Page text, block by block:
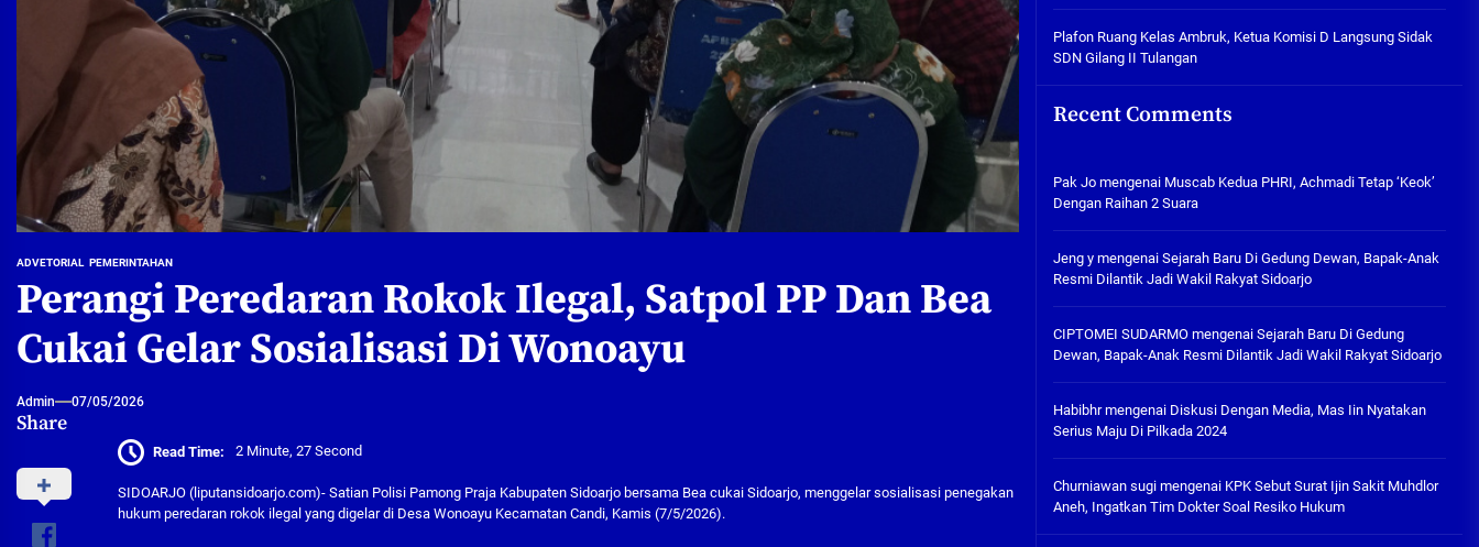
Hukumannya Cuma Bayar Rp
300 Ribu
Plafon Ruang Kelas Ambruk,
Ketua Komisi D Langsung Sidak
05/08/2026
ADVETORIAL PEMERINTAHAN
Perangi Peredaran Rokok Ilegal, Satpol PP Dan Bea
Cukai Gelar Sosialisasi Di Wonoayu
Admin 07/05/2026
Share
Read Time: 2 Minute, 27 Second
SIDOARJO (liputansidoarjo.com)- Satian Polisi Pamong Praja Kabupaten Sidoarjo bersama Bea cukai Sidoarjo, menggelar sosialisasi penegakan
hukum peredaran rokok ilegal yang digelar di Desa Wonoayu Kecamatan Candi, Kamis (7/5/2026).
Plafon Ruang Kelas Ambruk, Ketua Komisi D Langsung Sidak
SDN Gilang II Tulangan
Recent Comments
Pak Jomengenai Muscab Kedua PHRI, Achmadi Tetap ‘Keok’
Dengan Raihan 2 Suara
Jeng ymengenai Sejarah Baru Di Gedung Dewan, Bapak-Anak
Resmi Dilantik Jadi Wakil Rakyat Sidoarjo
CIPTOMEI SUDARMOmengenai Sejarah Baru Di Gedung
Dewan, Bapak-Anak Resmi Dilantik Jadi Wakil Rakyat Sidoarjo
Habibhrmengenai Diskusi Dengan Media, Mas Iin Nyatakan
Serius Maju Di Pilkada 2024
Churniawan sugimengenai KPK Sebut Surat Ijin Sakit Muhdlor
Aneh, Ingatkan Tim Dokter Soal Resiko Hukum